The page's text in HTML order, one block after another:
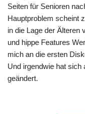
Seiten für Senioren
Hauptproblem scheint
in die Lage der Älteren
und hippe Features
mich an die ersten
Und irgendwie hat sich
geändert.